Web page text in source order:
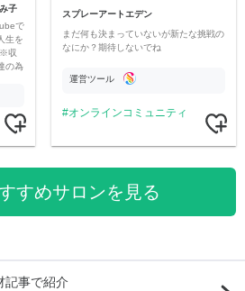
子
で
生を
※収
の為
スプレーアートエデン
まだ何も決まっていないが新たな挑戦の
なにか？期待しないでね
運営ツール
オンラインコミュニティ
すめサロンを見る
記事で紹介